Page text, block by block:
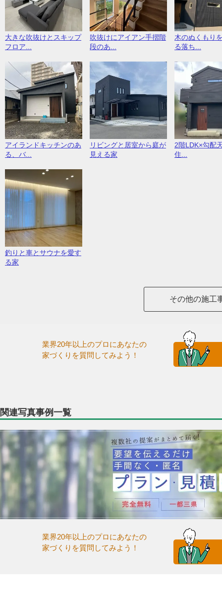
大きな吹抜けとスキップ
フロア...
吹抜けにアイアン手摺階
段のあ...
木のぬくもり
る落ち...
アイランドキッチンのあ
る、バ...
リビングと居室から庭が
見える家
2階LDK×勾配
住...
釣りと車とサウナを愛す
る家
その他の施工
業界20年以上のプロにあなたの
家づくりを質問してみよう！
関連写真事例一覧
業界20年以上のプロにあなたの
家づくりを質問してみよう！